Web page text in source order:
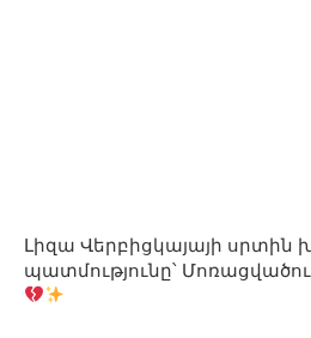
Լիզա Վերբիցկայայի սրտին
պատմությունը՝